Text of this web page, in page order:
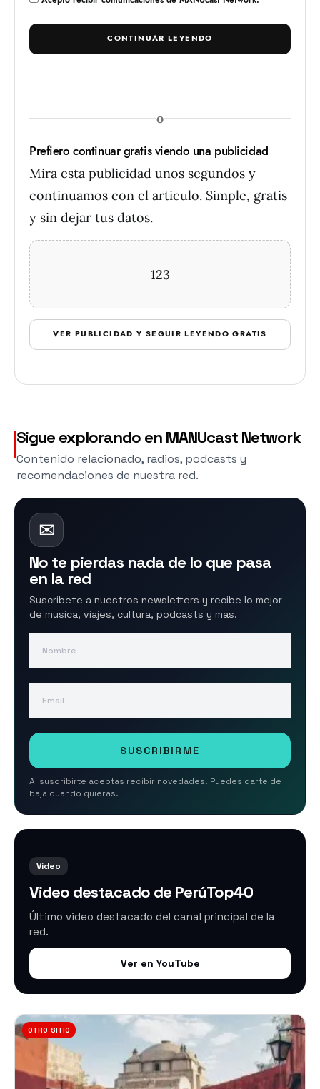
CONTINUAR LEYENDO
o
Prefiero continuar gratis viendo una publicidad
Mira esta publicidad unos segundos y
continuamos con el articulo. Simple, gratis
y sin dejar tus datos.
123
VER PUBLICIDAD Y SEGUIR LEYENDO GRATIS
Sigue explorando en MANUcast Network
Contenido relacionado, radios, podcasts y
recomendaciones de nuestra red.
✉
No te pierdas nada de lo que pasa
en la red
Suscribete a nuestros newsletters y recibe lo mejor
de musica, viajes, cultura, podcasts y mas.
SUSCRIBIRME
Al suscribirte aceptas recibir novedades. Puedes darte de
baja cuando quieras.
Video
Video destacado de PerúTop40
Último video destacado del canal principal de la
red.
Ver en YouTube
OTRO SITIO